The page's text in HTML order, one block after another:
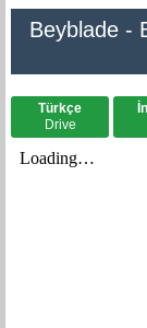
Beyblade -
Türkçe
Drive